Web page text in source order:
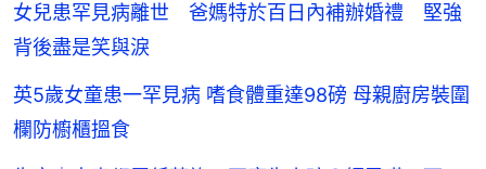
女兒患罕見病離世 爸媽特於百日內補辦婚禮 堅強
背後盡是笑與淚
英5歲女童患一罕見病 嗜食體重達98磅 母親廚房裝圍
欄防櫥櫃搵食